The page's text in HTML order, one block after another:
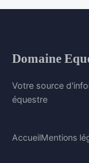
Domaine
Votre source
équestre
AccueilMentions